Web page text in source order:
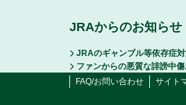
JRAからのお知らせ
JRAのギャンブル等依存症
ファンからの悪質な誹謗中
FAQ/お問い合わせ
サイト